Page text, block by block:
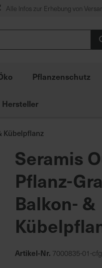
Alle Infos zur Erhebung von
Pflanzenschutz
Hersteller
Kübelpflanz
Seramis
Pflanz-
Balkon- &
Artikel-Nr. 7000835-01-cfg